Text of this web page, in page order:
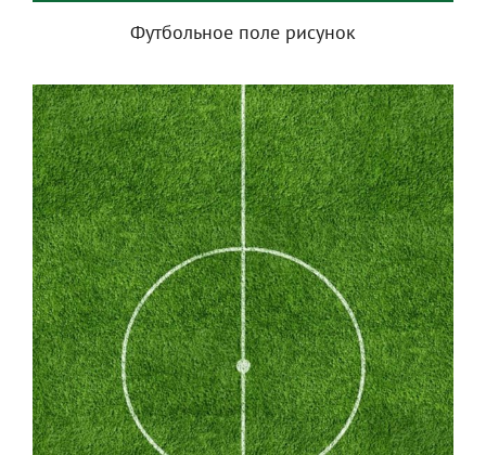
Футбольное поле рисунок